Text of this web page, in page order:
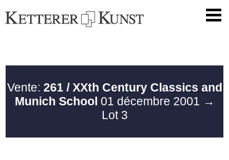
Vente: 261 / XXth Century Classics and
Munich School 01 décembre 2001 →
Lot 3